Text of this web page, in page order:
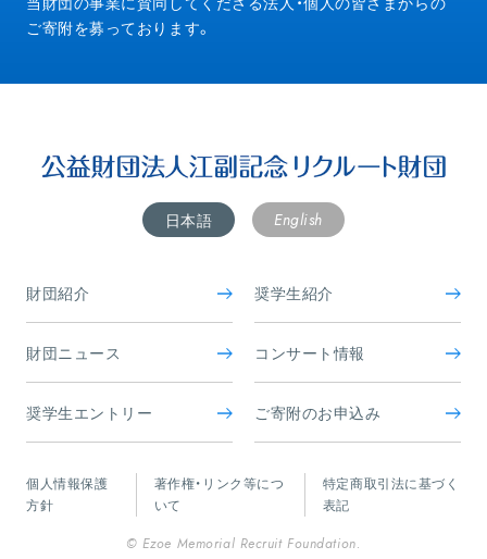
ご寄附を募っております。
日本語 English
財団紹介 奨学生紹介
財団ニュース コンサート情報
奨学生エントリー ご寄附のお申込み
個人情報保護
方針
著作権・リンク等につ
いて
特定商取引法に基づく
表記
© Ezoe Memorial Recruit Foundation.